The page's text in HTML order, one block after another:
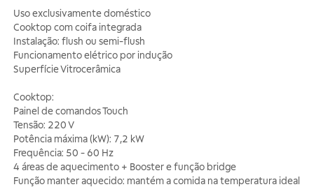
Uso exclusivamente doméstico
Cooktop com coifa integrada
Instalação: flush ou semi-flush
Funcionamento elétrico por indução
Superfície Vitrocerâmica
Cooktop:
Painel de comandos Touch
Tensão: 220 V
Potência máxima (kW): 7,2 kW
Frequência: 50 - 60 Hz
4 áreas de aquecimento + Booster e função bridge
Função manter aquecido: mantém a comida na temperatura ideal